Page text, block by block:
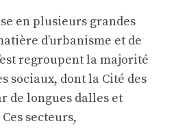
en plusieurs grandes
d’urbanisme et de
regroupent la majorité
sociaux, dont la Cité des
de longues dalles et
secteurs,